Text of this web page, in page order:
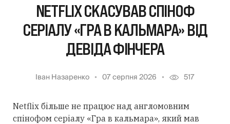
NETFLIX СКАСУВАВ СПІНОФ
СЕРІАЛУ «ГРА В КАЛЬМАРА» ВІД
ДЕВІДА ФІНЧЕРА
Іван Назаренко 07 серпня 2026 517
Netflix більше не працює над англомовним
спінофом серіалу «Гра в кальмара», який мав